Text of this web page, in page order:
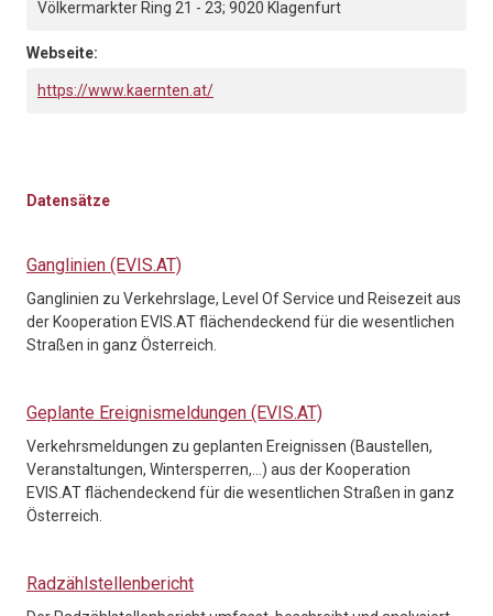
Völkermarkter Ring 21 - 23; 9020 Klagenfurt
Webseite:
https://www.kaernten.at/
Datensätze
Ganglinien (EVIS.AT)
Ganglinien zu Verkehrslage, Level Of Service und Reisezeit aus
der Kooperation EVIS.AT flächendeckend für die wesentlichen
Straßen in ganz Österreich.
Geplante Ereignismeldungen (EVIS.AT)
Verkehrsmeldungen zu geplanten Ereignissen (Baustellen,
Veranstaltungen, Wintersperren,…) aus der Kooperation
EVIS.AT flächendeckend für die wesentlichen Straßen in ganz
Österreich.
Radzählstellenbericht